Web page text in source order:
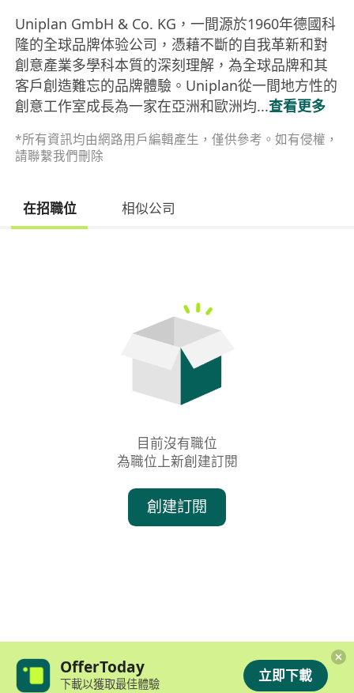
Uniplan GmbH & Co. KG，一間源於1960年德國科
隆的全球品牌体验公司，憑藉不斷的自我革新和對
創意產業多學科本質的深刻理解，為全球品牌和其
客戶創造難忘的品牌體驗。Uniplan從一間地方性的
創意工作室成長為一家在亞洲和歐洲均...查看更多
*所有資訊均由網路用戶編輯產生，僅供參考。如有侵權，
請聯繫我們刪除
在招職位 相似公司
目前沒有職位
為職位上新創建訂閱
創建訂閱
OfferToday
下載以獲取最佳體驗 立即下載